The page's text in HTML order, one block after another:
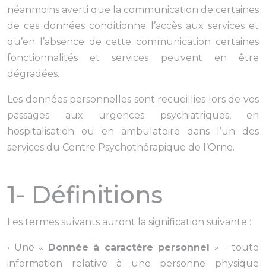
néanmoins averti que la communication de certaines
de ces données conditionne l’accès aux services et
qu’en l’absence de cette communication certaines
fonctionnalités et services peuvent en être
dégradées.
Les données personnelles sont recueillies lors de vos
passages aux urgences psychiatriques, en
hospitalisation ou en ambulatoire dans l’un des
services du Centre Psychothérapique de l’Orne.
1- Définitions
Les termes suivants auront la signification suivante :
• Une « Donnée à caractère personnel » - toute
information relative à une personne physique